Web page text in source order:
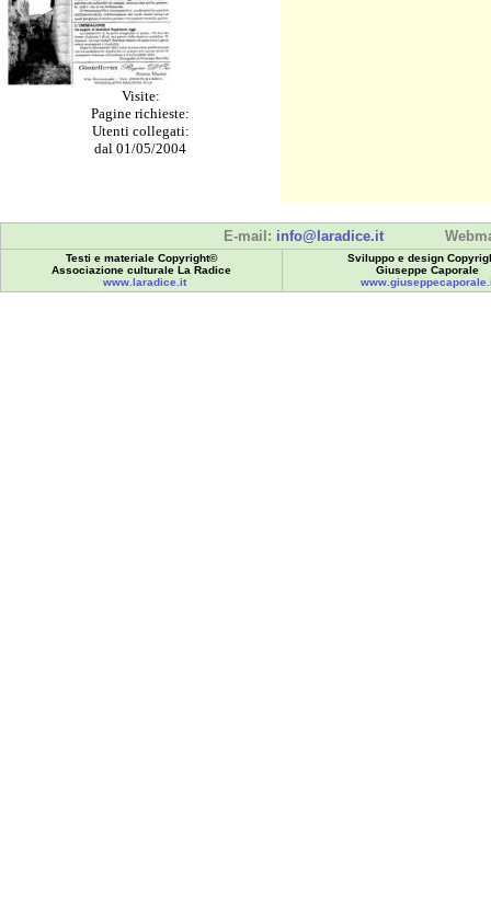
Visite:
Pagine richieste:
Utenti collegati:
dal 01/05/2004
E-mail: info@laradice.it
Testi e materiale Copyright©
Associazione culturale La Radice
www.laradice.it
Sviluppo e design
Giuseppe Caporale